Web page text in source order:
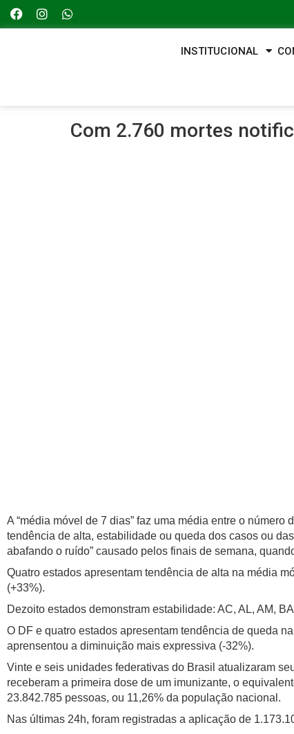
INSTITUCIONAL
Com 2.760 mortes
A “média móvel de 7 dias” faz uma média entre o
tendência de alta, estabilidade ou queda dos casos ou
abafando o ruído” causado pelos finais de semana,
Quatro estados apresentam tendência de alta na média
(+33%).
Dezoito estados demonstram estabilidade: AC, AL, AM,
O DF e quatro estados apresentam tendência de queda
aprensentou a diminuição mais expressiva (-32%).
Vinte e seis unidades federativas do Brasil atualizaram
receberam a primeira dose de um imunizante, o
23.842.785 pessoas, ou 11,26% da população nacional.
Nas últimas 24h, foram registradas a aplicação de